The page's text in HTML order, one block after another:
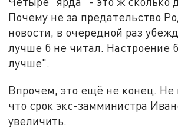
Почему не за предательство
новости, в очередной раз
лучше б не читал. Настроение
лучше".
Впрочем, это ещё не конец. Не
что срок экс-замминистра
увеличить.